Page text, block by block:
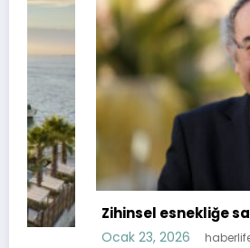
Zihinsel esnekliğe sahip
Ocak 23, 2026 haberlife